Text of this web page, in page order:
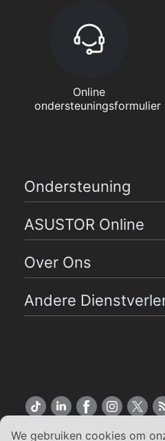
We gebruiken cookies om
Online
ondersteuningsformulier
Ondersteuning
ASUSTOR Online
Over Ons
Andere